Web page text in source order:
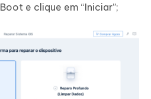
e clique em “Iniciar”;